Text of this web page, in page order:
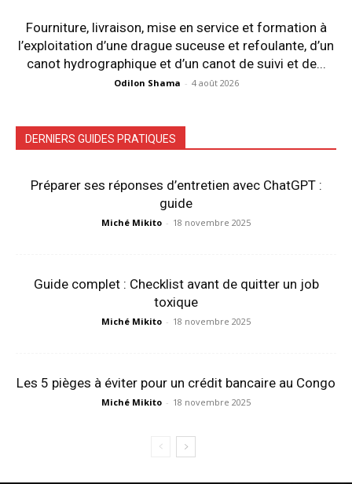
Fourniture, livraison, mise en service et formation à
l’exploitation d’une drague suceuse et refoulante, d’un
canot hydrographique et d’un canot de suivi et de...
Odilon Shama - 4 août 2026
DERNIERS GUIDES PRATIQUES
Préparer ses réponses d’entretien avec ChatGPT :
guide
Miché Mikito - 18 novembre 2025
Guide complet : Checklist avant de quitter un job
toxique
Miché Mikito - 18 novembre 2025
Les 5 pièges à éviter pour un crédit bancaire au Congo
Miché Mikito - 18 novembre 2025